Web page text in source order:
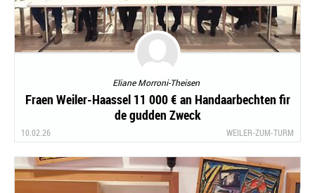
Eliane Morroni-Theisen
Fraen Weiler-Haassel 11 000 € an Handaarbechten fir
de gudden Zweck
10.02.26 WEILER-ZUM-TURM